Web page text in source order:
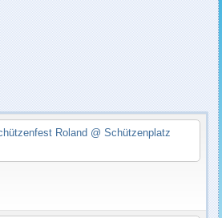
Roland @ Schützenplatz